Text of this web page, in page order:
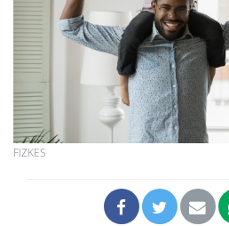
FIZKES